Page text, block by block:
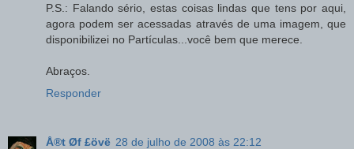
P.S.: Falando sério, estas coisas lindas que tens por aqui,
agora podem ser acessadas através de uma imagem, que
disponibilizei no Partículas...você bem que merece.
Abraços.
Responder
Å®t Øf £övë 28 de julho de 2008 às 22:12